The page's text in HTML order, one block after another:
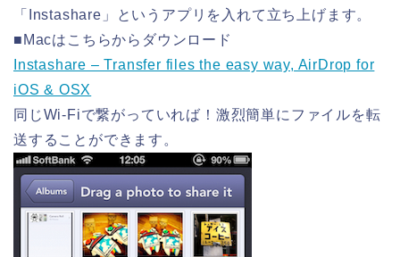
「Instashare」というアプリを入れて立ち上げます。
■Macはこちらからダウンロード
Instashare – Transfer files the easy way, AirDrop for
iOS & OSX
同じWi-Fiで繋がっていれば！激烈簡単にファイルを転
送することができます。